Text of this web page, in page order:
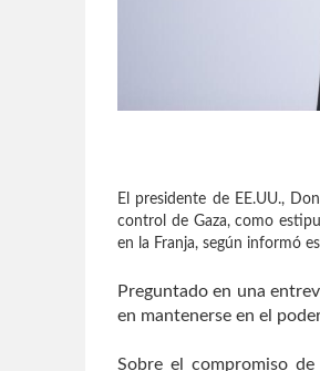
El presidente de EE.UU.,
control de Gaza, como
en la Franja, según informó
Preguntado en una
en mantenerse en el
Sobre el compromiso